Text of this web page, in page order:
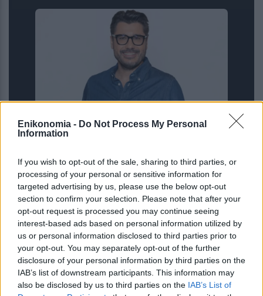
Enikonomia - Do Not Process My Personal
Information
If you wish to opt-out of the sale, sharing to third parties, or
processing of your personal or sensitive information for
targeted advertising by us, please use the below opt-out
section to confirm your selection. Please note that after your
opt-out request is processed you may continue seeing
interest-based ads based on personal information utilized by
us or personal information disclosed to third parties prior to
your opt-out. You may separately opt-out of the further
disclosure of your personal information by third parties on the
IAB’s list of downstream participants. This information may
also be disclosed by us to third parties on the IAB’s List of
Συγκινεί ο Λάμπρος Κωνσταντάρας
χωρίς εσένα, είναι σαν να μην είναι
γιορτές»